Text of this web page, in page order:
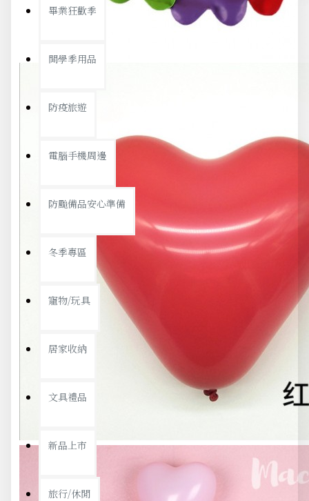
畢業狂歡季
開學季用品
防疫旅遊
電腦手機周邊
防颱備品安心準備
冬季專區
寵物/玩具
居家收納
文具禮品
新品上市
旅行/休閒